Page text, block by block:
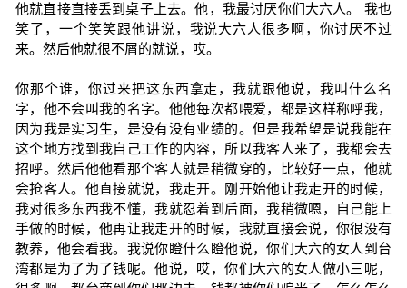
他就直接直接丢到桌子上去。他，我最讨厌你们大六人。 我也
笑了，一个笑笑跟他讲说，我说大六人很多啊，你讨厌不过
来。然后他就很不屑的就说，哎。
你那个谁，你过来把这东西拿走，我就跟他说，我叫什么名
字，他不会叫我的名字。他他每次都喂爱，都是这样称呼我，
因为我是实习生，是没有没有业绩的。但是我希望是说我能在
这个地方找到我自己工作的内容，所以我客人来了，我都会去
招呼。然后他他看那个客人就是稍微穿的，比较好一点，他就
会抢客人。他直接就说，我走开。刚开始他让我走开的时候，
我对很多东西我不懂，我就忍着到后面，我稍微嗯，自己能上
手做的时候，他再让我走开的时候，我就直接会说，你很没有
教养，他会看我。我说你瞪什么瞪他说，你们大六的女人到台
湾都是为了为了钱呢。他说，哎，你们大六的女人做小三呢，